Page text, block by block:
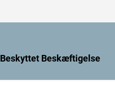
Beskyttet Beskæftigelse